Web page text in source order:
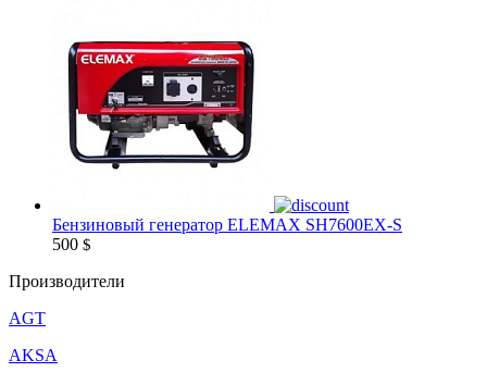
Бензиновый генератор ELEMAX SH7600EX-S
500 $
Производители
AGT
AKSA